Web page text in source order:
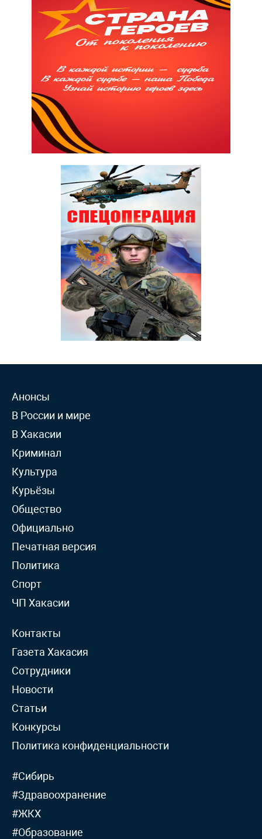
Анонсы
В России и мире
В Хакасии
Криминал
Культура
Курьёзы
Общество
Официально
Печатная версия
Политика
Спорт
ЧП Хакасии
Контакты
Газета Хакасия
Сотрудники
Новости
Статьи
Конкурсы
Политика конфиденциальности
#Сибирь
#Здравоохранение
#ЖКХ
#Образование